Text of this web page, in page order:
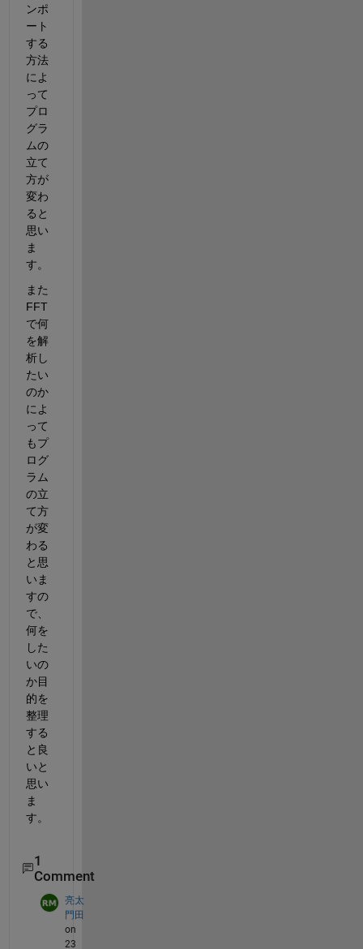
ンポ
ート
する
方法
によ
って
プロ
グラ
ムの
立て
方が
変わ
ると
思い
ま
す。
また
FFT
で何
を解
析し
たい
のか
によ
って
もプ
ログ
ラム
の立
て方
が変
わる
と思
いま
すの
で、
何を
した
いの
か目
的を
整理
する
と良
いと
思い
ま
す。
1
Comment
亮太
門田
on
23